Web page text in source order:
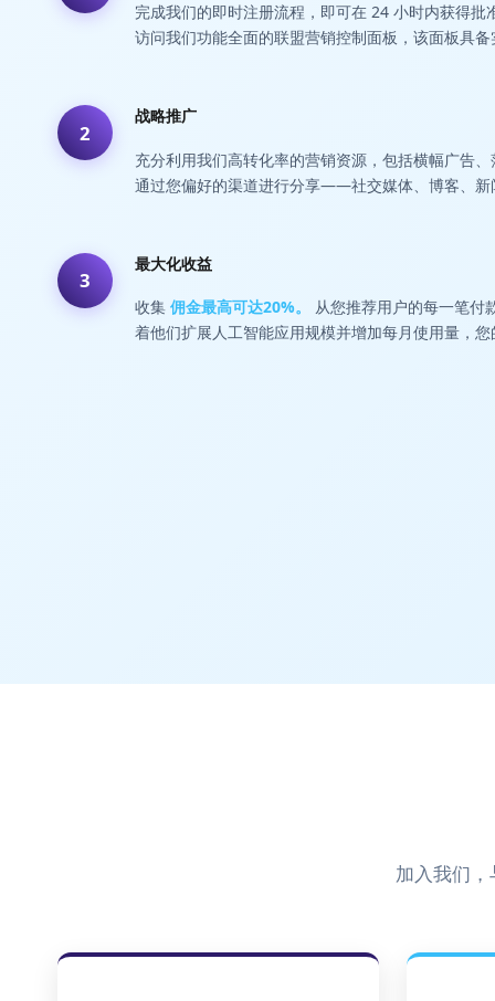
完成我们的即时注册流程，即可在 24 小时内获得批
访问我们功能全面的联盟营销控制面板，该面板具
2
战略推广
充分利用我们高转化率的营销资源，包括横幅广告
通过您偏好的渠道进行分享——社交媒体、博客、新
3
最大化收益
收集 佣金最高可达20%。
从您推荐用户的每一笔付
着他们扩展人工智能应用规模并增加每月使用量，
加入我们